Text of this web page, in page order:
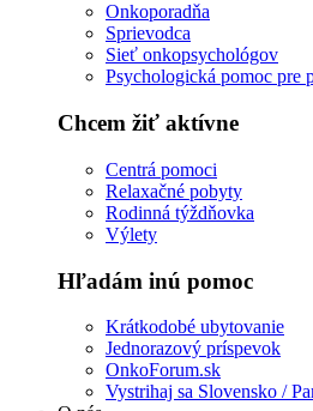
Onkoporadňa
Sprievodca
Sieť onkopsychológov
Psychologická pomoc pre
Chcem žiť aktívne
Centrá pomoci
Relaxačné pobyty
Rodinná týždňovka
Výlety
Hľadám inú pomoc
Krátkodobé ubytovanie
Jednorazový príspevok
OnkoForum.sk
Vystrihaj sa Slovensko /